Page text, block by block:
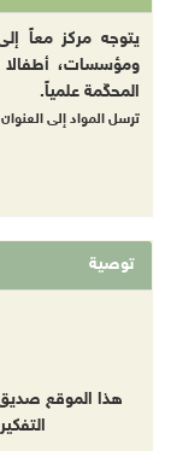
يتوجه مركز معاً
ومؤسسات، أطفالا
المحكّمة علمياً.
ترسل المواد إلى العنوان
توصية
هذا الموقع صديق